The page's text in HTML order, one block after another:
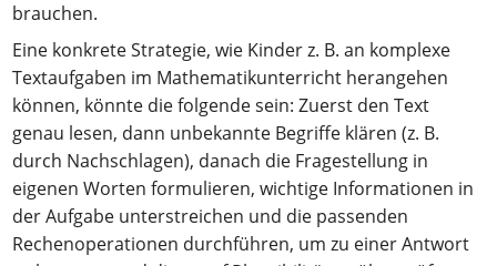
brauchen.
Eine konkrete Strategie, wie Kinder z. B. an komplexe
Textaufgaben im Mathematikunterricht herangehen
können, könnte die folgende sein: Zuerst den Text
genau lesen, dann unbekannte Begriffe klären (z. B.
durch Nachschlagen), danach die Fragestellung in
eigenen Worten formulieren, wichtige Informationen in
der Aufgabe unterstreichen und die passenden
Rechenoperationen durchführen, um zu einer Antwort